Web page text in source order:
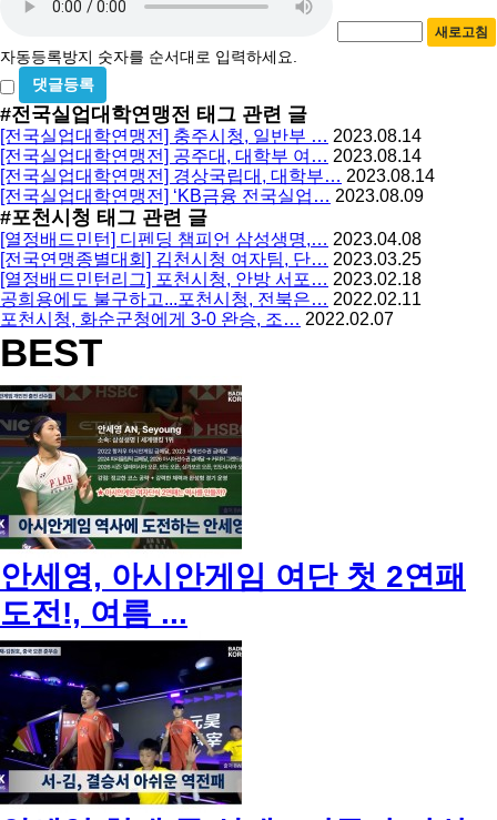
수
록
방
지
새로고침
자동등록방지 숫자를 순서대로 입력하세요.
비
밀
글
사
용
#전국실업대학연맹전 태그 관련 글
[전국실업대학연맹전] 충주시청, 일반부 … 2023.08.14
[전국실업대학연맹전] 공주대, 대학부 여… 2023.08.14
[전국실업대학연맹전] 경상국립대, 대학부… 2023.08.14
[전국실업대학연맹전] ‘KB금융 전국실업… 2023.08.09
#포천시청 태그 관련 글
[열정배드민턴] 디펜딩 챔피언 삼성생명,… 2023.04.08
[전국연맹종별대회] 김천시청 여자팀, 단… 2023.03.25
[열정배드민턴리그] 포천시청, 안방 서포… 2023.02.18
공희용에도 불구하고...포천시청, 전북은… 2022.02.11
포천시청, 화순군청에게 3-0 완승, 조… 2022.02.07
BEST
안세영, 아시안게임 여단 첫 2연패
도전!, 여름 ...